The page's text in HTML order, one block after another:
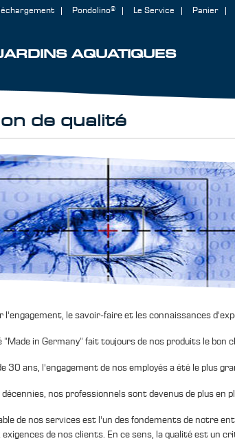
AQUATIQUES
Pondolino® Le Service Panier
de qualité
l'engagement, le savoir-faire et les connaissances
"Made in Germany" fait toujours de nos produits le bon
30 ans, l'engagement de nos employés a été le plus
nos professionnels sont devenus de plus en
de nos services est l'un des fondements de notre
exigences de nos clients. En ce sens, la qualité est un